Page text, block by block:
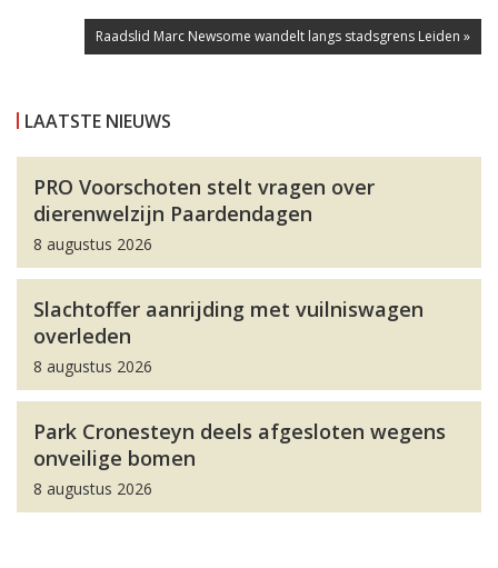
Raadslid Marc Newsome wandelt langs stadsgrens Leiden »
LAATSTE NIEUWS
PRO Voorschoten stelt vragen over
dierenwelzijn Paardendagen
8 augustus 2026
Slachtoffer aanrijding met vuilniswagen
overleden
8 augustus 2026
Park Cronesteyn deels afgesloten wegens
onveilige bomen
8 augustus 2026